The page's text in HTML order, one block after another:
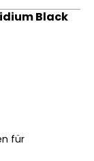
Black
für